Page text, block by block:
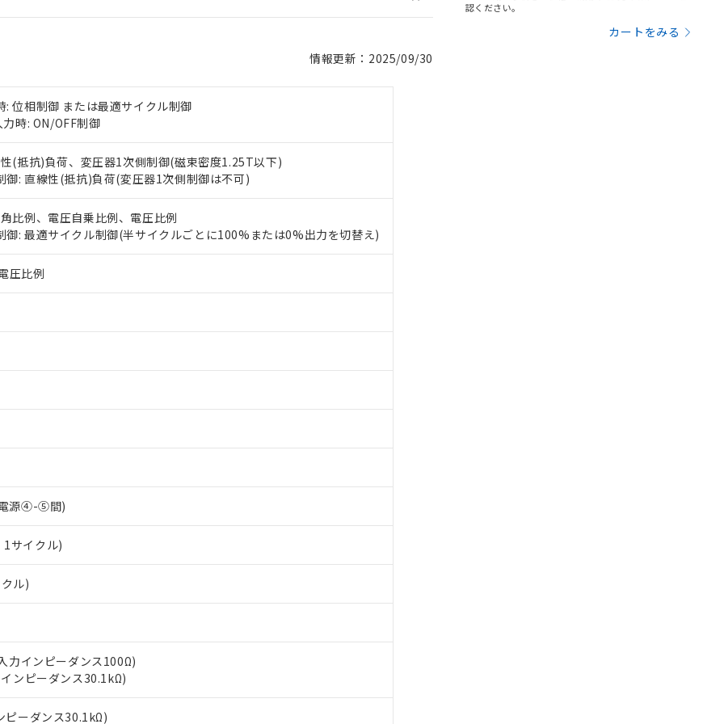
情報更新：2025/09/30
: 位相制御 または最適サイクル制御
時: ON/OFF制御
(抵抗)負荷、変圧器1次側制御(磁束密度1.25T以下)
御: 直線性(抵抗)負荷(変圧器1次側制御は不可)
比例、電圧自乗比例、電圧比例
御: 最適サイクル制御(半サイクルごとに100%または0%出力を切替え)
圧比例
源④-⑤間)
サイクル)
ル)
力インピーダンス100Ω)
ンピーダンス30.1kΩ)
ピーダンス30.1kΩ)
認ください。
カートをみる